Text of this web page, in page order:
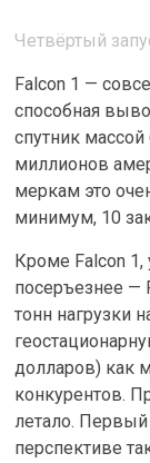
Четвёртый
Falcon 1 —
способная
спутник
миллионов
меркам это
минимум, 10
Кроме Falcon 1,
посеръезнее —
тонн нагрузки
долларов) как
конкурентов.
летало. Первый
перспективе